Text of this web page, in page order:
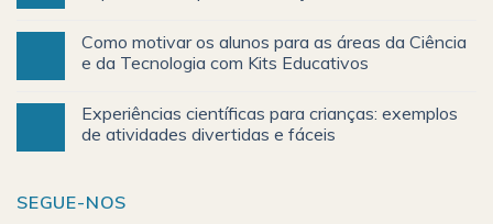
Como motivar os alunos para as áreas da Ciência
e da Tecnologia com Kits Educativos
Experiências científicas para crianças: exemplos
de atividades divertidas e fáceis
SEGUE-NOS